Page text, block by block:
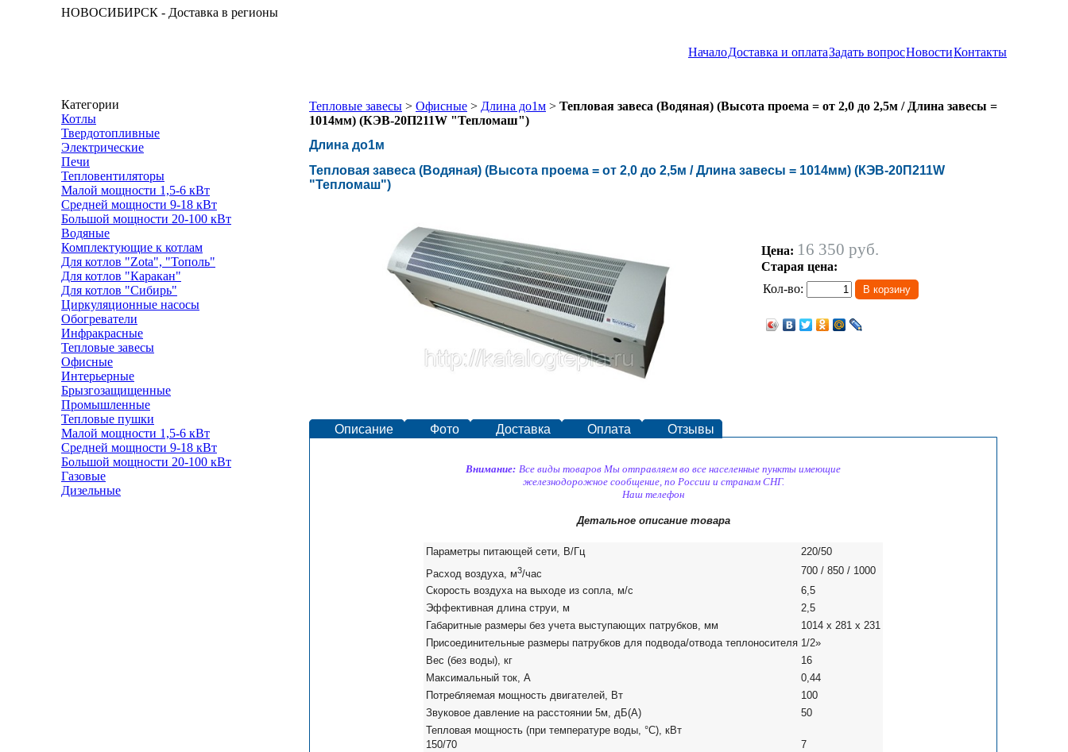
НОВОСИБИРСК - Доставка в регионы
НачалоДоставка и оплатаЗадать вопросНовостиКонтакты
Категории
Котлы
Твердотопливные
Электрические
Печи
Тепловентиляторы
Малой мощности 1,5-6 кВт
Средней мощности 9-18 кВт
Большой мощности 20-100 кВт
Водяные
Комплектующие к котлам
Для котлов "Zota", "Тополь"
Для котлов "Каракан"
Для котлов "Сибирь"
Циркуляционные насосы
Обогреватели
Инфракрасные
Тепловые завесы
Офисные
Интерьерные
Брызгозащищенные
Промышленные
Тепловые пушки
Малой мощности 1,5-6 кВт
Средней мощности 9-18 кВт
Большой мощности 20-100 кВт
Газовые
Дизельные
Тепловые завесы > Офисные > Длина до1м > Тепловая завеса (Водяная) (Высота проема = от 2,0 до 2,5м / Длина завесы =
1014мм) (КЭВ-20П211W "Тепломаш")
Длина до1м
Тепловая завеса (Водяная) (Высота проема = от 2,0 до 2,5м / Длина завесы = 1014мм) (КЭВ-20П211W
"Тепломаш")
Цена: 16 350 руб.
Старая цена:
Кол-во:
Описание Фото Доставка Оплата Отзывы
Внимание: Все виды товаров Мы отправляем во все населенные пункты имеющие
железнодорожное сообщение, по России и странам СНГ.
Наш телефон
Детальное описание товара
Параметры питающей сети, В/Гц
220/50
Расход воздуха, м3/час
700 / 850 / 1000
Скорость воздуха на выходе из сопла, м/с
6,5
Эффективная длина струи, м
2,5
Габаритные размеры без учета выступающих патрубков, мм
1014 x 281 x 231
Присоединительные размеры патрубков для подвода/отвода теплоносителя 1/2»
Вес (без воды), кг
16
Максимальный ток, А
0,44
Потребляемая мощность двигателей, Вт
100
Звуковое давление на расстоянии 5м, дБ(А)
50
Тепловая мощность (при температуре воды, °С), кВт
150/70
7